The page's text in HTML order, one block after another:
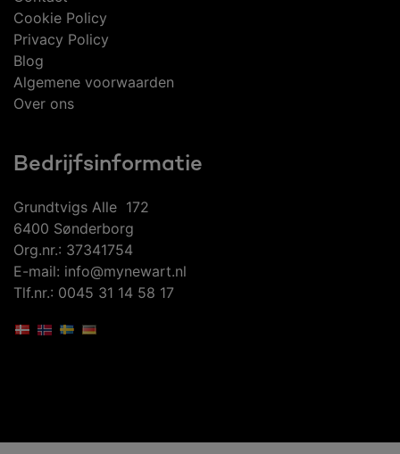
Cookie Policy
Privacy Policy
Blog
Algemene voorwaarden
Over ons
Bedrijfsinformatie
Grundtvigs Alle 172
6400 Sønderborg
Org.nr.: 37341754
E-mail: info@mynewart.nl
Tlf.nr.: 0045 31 14 58 17